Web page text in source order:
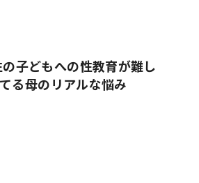
子どもへの性教育が難し
る母のリアルな悩み